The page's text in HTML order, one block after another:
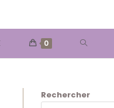
0 TOGGLE
SEARCH
Rechercher